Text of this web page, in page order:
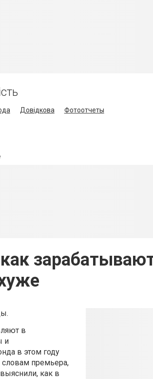
Довідкова
Фотоотчеты
в
и
в этом году
словам премьера,
выяснили, как в